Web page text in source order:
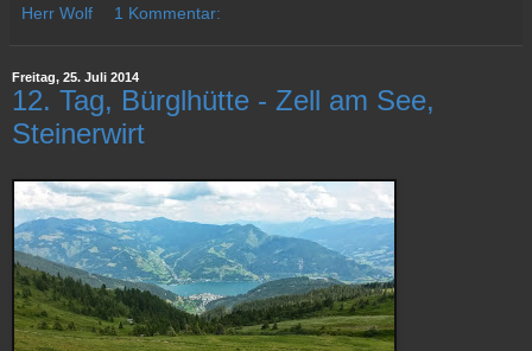
Herr Wolf 1 Kommentar:
Freitag, 25. Juli 2014
12. Tag, Bürglhütte - Zell am See,
Steinerwirt